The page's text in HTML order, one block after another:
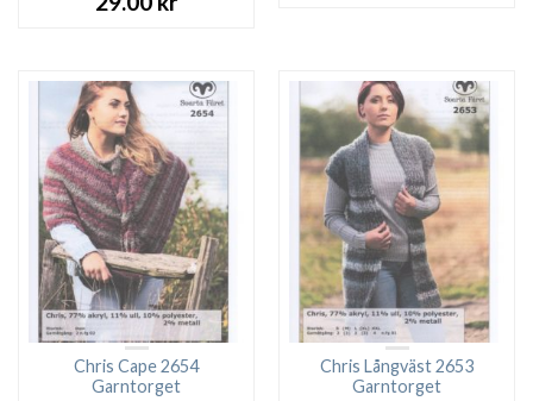
Chris Cape 2654
Garntorget
Chris Långväst 2653
Garntorget